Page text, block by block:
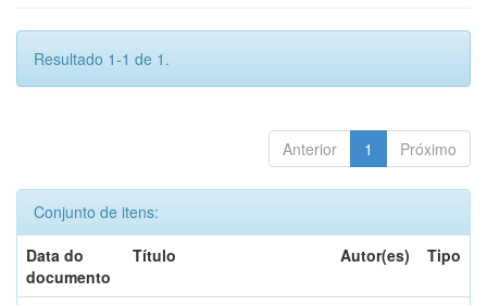
Resultado 1-1 de 1.
Anterior 1 Próximo
Conjunto de itens:
Data do
documento
Título Autor(es) Tipo